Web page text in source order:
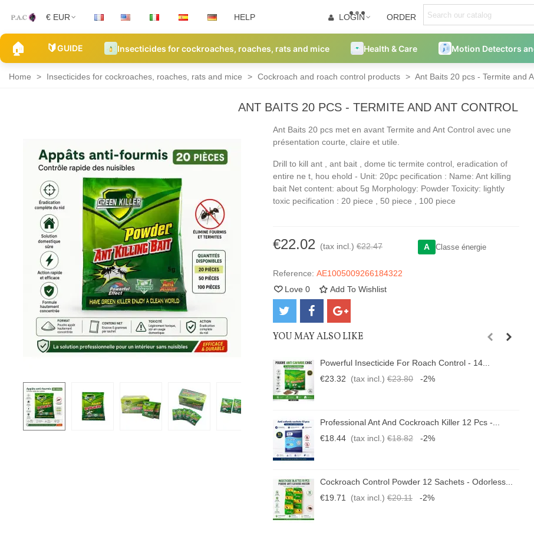
€ EUR HELP LOGIN ORDER
🏠 🔰GUIDE Insecticides for cockroaches, roaches, rats and mice Health & Care Motion Detectors
Home > Insecticides for cockroaches, roaches, rats and mice > Cockroach and roach control products > Ant Baits 20 pcs - Termite and
ANT BAITS 20 PCS - TERMITE AND ANT CONTROL
and
roach
control
products
Ant Baits 20 pcs met en avant Termite and Ant Control avec une
présentation courte, claire et utile.
Drill to kill ant , ant bait , dome tic termite control, eradication of
entire ne t, hou ehold - Unit: 20pc pecification : Name: Ant killing
bait Net content: about 5g Morphology: Powder Toxicity: lightly
toxic pecification : 20 piece , 50 piece , 100 piece
€22.02 (tax incl.) €22.47 A Classe énergie
Reference: AE1005009266184322
Love 0 Add To Wishlist
YOU MAY ALSO LIKE
Powerful Insecticide For Roach Control - 14...
€23.32
(tax incl.) €23.80 -2%
Professional Ant And Cockroach Killer 12 Pcs -...
€18.44 (tax incl.) €18.82 -2%
Cockroach Control Powder 12 Sachets - Odorless...
€19.71
(tax incl.) €20.11 -2%